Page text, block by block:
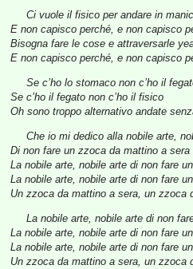
Ci vuole il fisico per andare in
E non capisco perché, e non capisco
Bisogna fare le cose e attraversarle
E non capisco perché, e non capisco
Se c’ho lo stomaco non c’ho il
Se c’ho il fegato non c’ho il fisico
Oh sono troppo alternativo andate
Che io mi dedico alla nobile arte,
Di non fare un zzoca da mattino a sera
La nobile arte, nobile arte di non fare
La nobile arte, nobile arte di non fare
Un zzoca da mattino a sera, un
La nobile arte, nobile arte di non
La nobile arte, nobile arte di non fare
La nobile arte, nobile arte di non fare
Un zzoca da mattino a sera, un